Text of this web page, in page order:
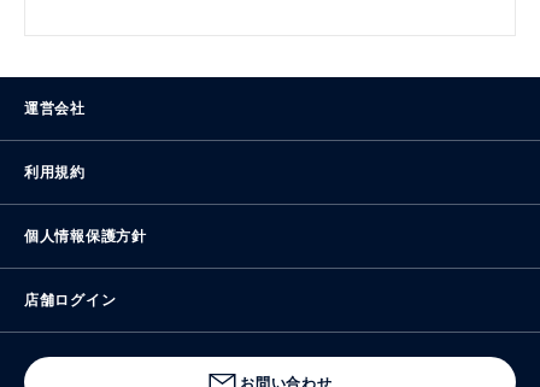
運営会社
利用規約
個人情報保護方針
店舗ログイン
お問い合わせ